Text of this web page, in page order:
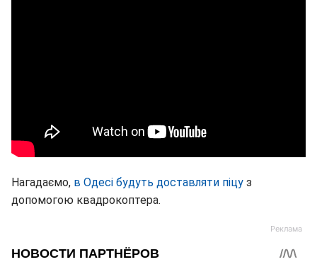
Нагадаємо, в Одесі будуть доставляти піцу з
допомогою квадрокоптера.